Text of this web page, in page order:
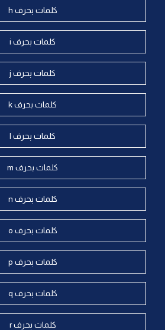
كلمات بحرف h
كلمات بحرف i
كلمات بحرف j
كلمات بحرف k
كلمات بحرف l
كلمات بحرف m
كلمات بحرف n
كلمات بحرف o
كلمات بحرف p
كلمات بحرف q
كلمات بحرف r